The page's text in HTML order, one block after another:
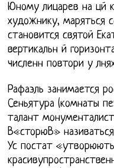
Юному лицарев на цй
художнику, маряться
становится святой
вертикальн й
численн повтори у
Рафаэль занимается
Сеньятура (комнаты
талант
В«сторюВ»
Ус постат